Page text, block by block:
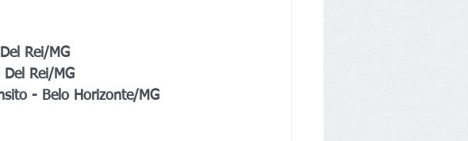
Rei/MG
Rei/MG
- Belo Horizonte/MG